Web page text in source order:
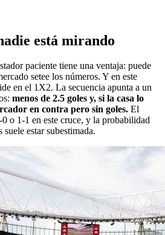
está mirando
paciente tiene una ventaja: puede
setee los números. Y en este
en el 1X2. La secuencia apunta a un
menos de 2.5 goles y, si la casa lo
en contra pero sin goles. El
o 1-1 en este cruce, y la probabilidad
estar subestimada.